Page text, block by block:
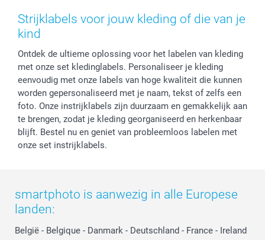
Herroepingsrecht
Privacy
Reviews
Prijslijst
Investor Relations
Mijn orderstatus
smartbonus
service@smartphoto.nl
Affiliate partnerprogramma
Partnerships
Influencer partnerprogramma
Baby
Moederdag
Huwelijk
Strijklabels voor jouw kleding of die van je
kind
Ontdek de ultieme oplossing voor het labelen van kleding
met onze set kledinglabels. Personaliseer je kleding
eenvoudig met onze labels van hoge kwaliteit die kunnen
worden gepersonaliseerd met je naam, tekst of zelfs een
foto. Onze instrijklabels zijn duurzaam en gemakkelijk aan
te brengen, zodat je kleding georganiseerd en herkenbaar
blijft. Bestel nu en geniet van probleemloos labelen met
onze set instrijklabels.
smartphoto is aanwezig in alle Europese
landen:
België - Belgique - Danmark - Deutschland - France - Ireland